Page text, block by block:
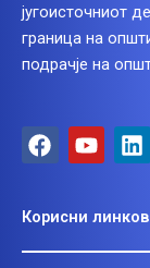
југоисточниот
граница на
подрачје на
F
a
b
o
Y
o
u
b
L
i
e
d
Корисни